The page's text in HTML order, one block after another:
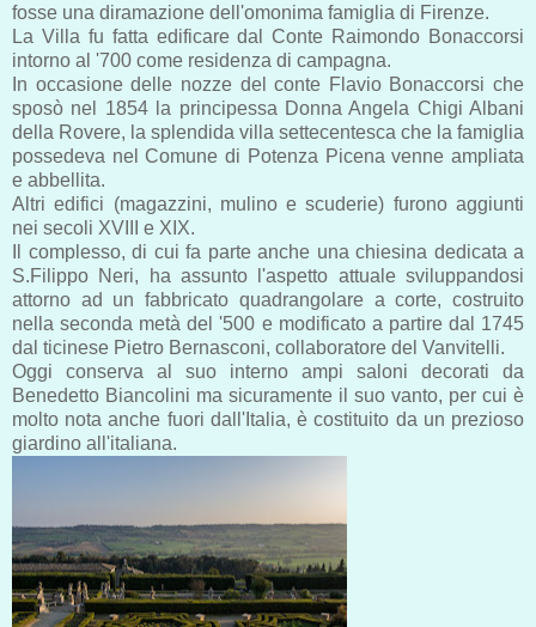
fosse una diramazione dell'omonima famiglia di Firenze.
La Villa fu fatta edificare dal Conte Raimondo Bonaccorsi
intorno al '700 come residenza di campagna.
In occasione delle nozze del conte Flavio Bonaccorsi che
sposò nel 1854 la principessa Donna Angela Chigi Albani
della Rovere, la splendida villa settecentesca che la famiglia
possedeva nel Comune di Potenza Picena venne ampliata
e abbellita.
Altri edifici (magazzini, mulino e scuderie) furono aggiunti
nei secoli XVIII e XIX.
Il complesso, di cui fa parte anche una chiesina dedicata a
S.Filippo Neri, ha assunto l'aspetto attuale sviluppandosi
attorno ad un fabbricato quadrangolare a corte, costruito
nella seconda metà del '500 e modificato a partire dal 1745
dal ticinese Pietro Bernasconi, collaboratore del Vanvitelli.
Oggi conserva al suo interno ampi saloni decorati da
Benedetto Biancolini ma sicuramente il suo vanto, per cui è
molto nota anche fuori dall'Italia, è costituito da un prezioso
giardino all'italiana.